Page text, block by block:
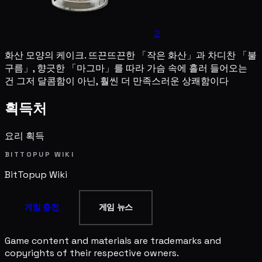
2
화산 모양의 케이크. 뜨끈뜨끈한 「작은 화산」과 차디찬 「불
구름」, 향긋한 「마그마」를 따라 가슴 속에 흘러 들어오는
건 그저 달콤함이 아닌, 훨씬 더 만족스러운 상쾌함이다
획득처
요리 획득
BITTOPUP WIKI
BitTopup Wiki
게임 충전 게임 뉴스
Game content and materials are trademarks and
copyrights of their respective owners.